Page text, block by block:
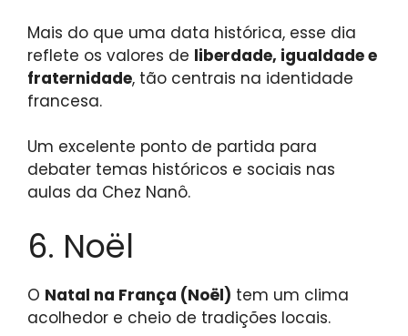
Mais do que uma data histórica, esse dia
reflete os valores de liberdade, igualdade e
fraternidade, tão centrais na identidade
francesa.
Um excelente ponto de partida para
debater temas históricos e sociais nas
aulas da Chez Nanô.
6. Noël
O Natal na França (Noël) tem um clima
acolhedor e cheio de tradições locais.